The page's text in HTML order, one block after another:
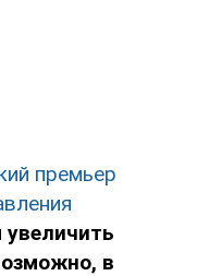
премьер
увеличить
в